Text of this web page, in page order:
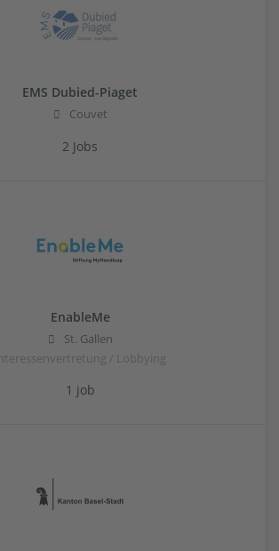
EMS Dubied-Piaget
Couvet
2 Jobs
EnableMe
St. Gallen
Interessenvertretung / Lobbying
1 job